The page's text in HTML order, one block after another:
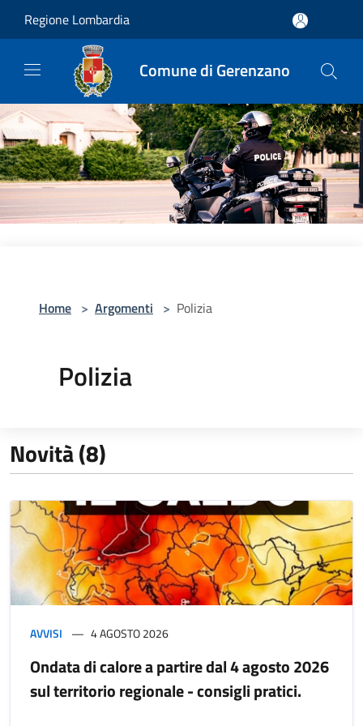
Regione Lombardia
Comune di Gerenzano
Home > Argomenti > Polizia
Polizia
Novità (8)
AVVISI 4 AGOSTO 2026
Ondata di calore a partire dal 4 agosto 2026
sul territorio regionale - consigli pratici.